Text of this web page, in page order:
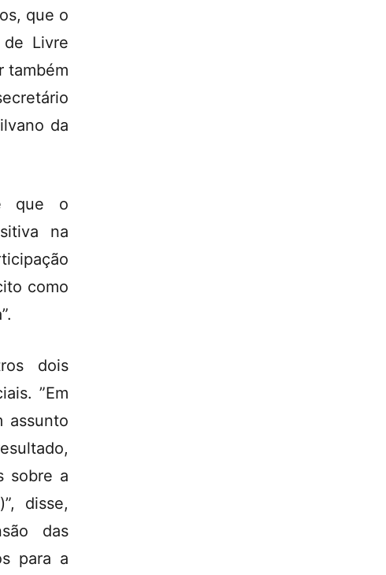
que o
Livre
também
da
que o
na
como
dois
”Em
assunto
sobre a
disse,
das
para a